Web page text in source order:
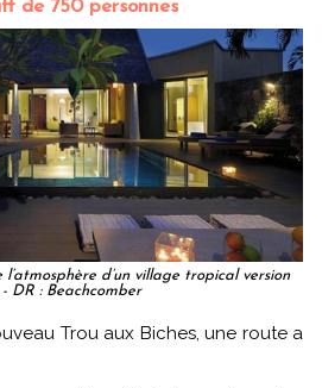
de 750 personnes
d’un village tropical version
- DR : Beachcomber